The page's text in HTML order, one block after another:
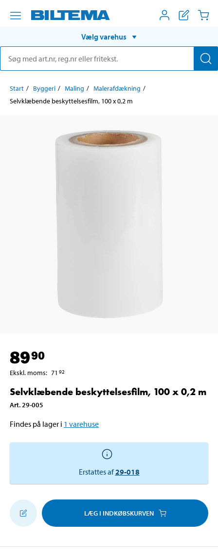
Vælg varehus
Start Byggeri Maling
Malerafdækning
Selvklæbende beskyttelsesfilm, 100 x 0,2 m
8990
Ekskl. moms: 71 92
Selvklæbende beskyttelsesfilm, 100 x 0,2 m
Art. 29-005
Findes på lager i 1 varehuse
Erstattes af29-018
LÆG I INDKØBSKURVEN